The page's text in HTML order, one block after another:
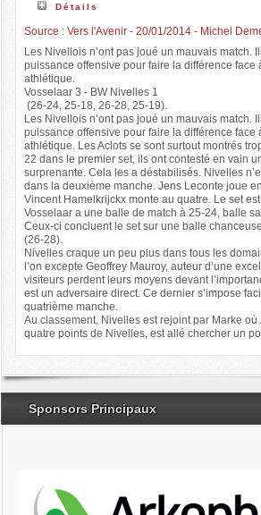
Détails
Source : Vers l'Avenir - 20/01/2014 - Michel
Les Nivellois n’ont pas joué un mauvais match.
puissance offensive pour faire la différence face
athlétique.
Vosselaar 3 - BW Nivelles 1
(26-24, 25-18, 26-28, 25-19).
Les Nivellois n’ont pas joué un mauvais match.
puissance offensive pour faire la différence face
athlétique. Les Aclots se sont surtout montrés
22 dans le premier set, ils ont contesté en vain
surprenante. Cela les a déstabilisés. Nivelles
dans la deuxième manche. Jens Leconte joue
Vincent Hamelkrijckx monte au quatre. Le set
Vosselaar a une balle de match à 25-24, balle
Ceux-ci concluent le set sur une balle
(26-28).
Nivelles craque un peu plus dans tous les
l’on excepte Geoffrey Mauroy, auteur d’une
visiteurs perdent leurs moyens devant
est un adversaire direct. Ce dernier s’impose
quatrième manche.
Au classement, Nivelles est rejoint par Marke où
quatre points de Nivelles, est allé chercher un
Sponsors Principaux